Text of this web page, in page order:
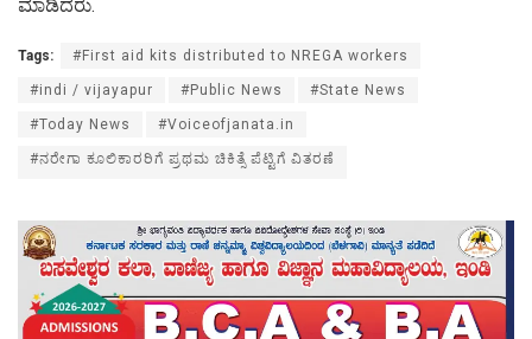
ಮಾಡಿದರು.
Tags: #First aid kits distributed to NREGA workers
#indi / vijayapur #Public News #State News
#Today News #Voiceofjanata.in
#ನರೇಗಾ ಕೂಲಿಕಾರರಿಗೆ ಪ್ರಥಮ ಚಿಕಿತ್ಸೆ ಪೆಟ್ಟಿಗೆ ವಿತರಣೆ